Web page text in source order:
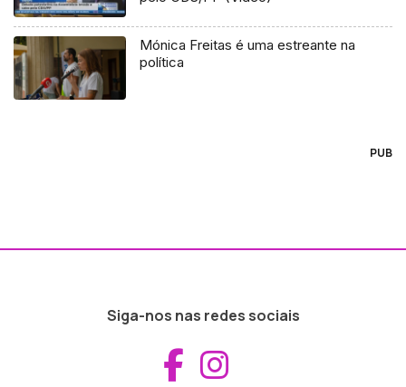
Mónica Freitas é uma estreante na
política
PUB
Siga-nos nas redes sociais
Aceder ao